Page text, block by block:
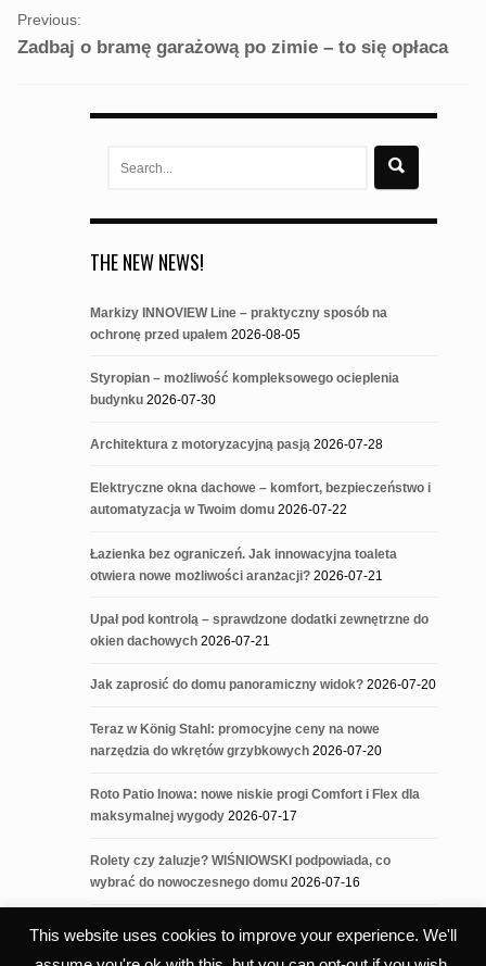
Previous:
Zadbaj o bramę garażową po zimie – to się opłaca
THE NEW NEWS!
Markizy INNOVIEW Line – praktyczny sposób na
ochronę przed upałem 2026-08-05
Styropian – możliwość kompleksowego ocieplenia
budynku 2026-07-30
Architektura z motoryzacyjną pasją 2026-07-28
Elektryczne okna dachowe – komfort, bezpieczeństwo i
automatyzacja w Twoim domu 2026-07-22
Łazienka bez ograniczeń. Jak innowacyjna toaleta
otwiera nowe możliwości aranżacji? 2026-07-21
Upał pod kontrolą – sprawdzone dodatki zewnętrzne do
okien dachowych 2026-07-21
Jak zaprosić do domu panoramiczny widok? 2026-07-20
Teraz w König Stahl: promocyjne ceny na nowe
narzędzia do wkrętów grzybkowych 2026-07-20
Roto Patio Inowa: nowe niskie progi Comfort i Flex dla
maksymalnej wygody 2026-07-17
Rolety czy żaluzje? WIŚNIOWSKI podpowiada, co
wybrać do nowoczesnego domu 2026-07-16
This website uses cookies to improve your experience. We'll